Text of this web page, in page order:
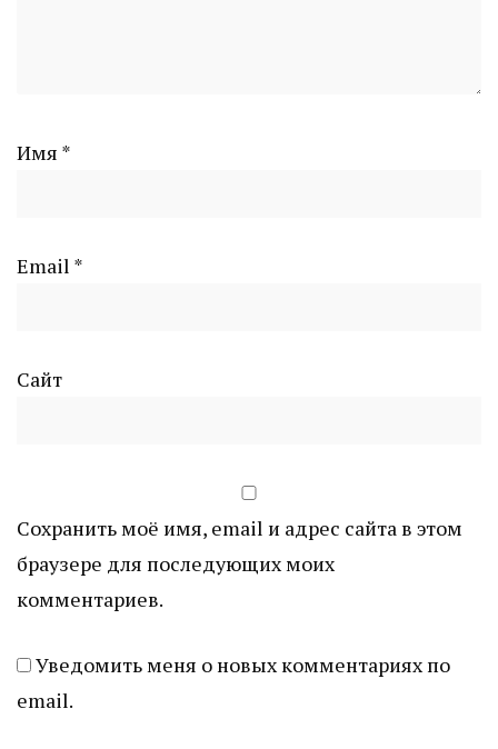
Имя *
Email *
Сайт
Сохранить моё имя, email и адрес сайта в этом
браузере для последующих моих
комментариев.
Уведомить меня о новых комментариях по
email.